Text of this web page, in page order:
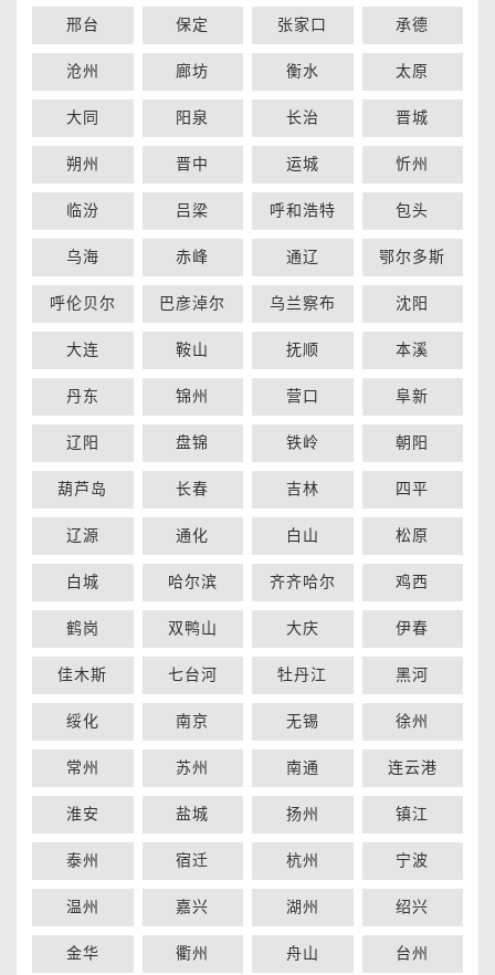
邢台 保定 张家口 承德
沧州 廊坊 衡水 太原
大同 阳泉 长治 晋城
朔州 晋中 运城 忻州
临汾 吕梁 呼和浩特 包头
乌海 赤峰 通辽 鄂尔多斯
呼伦贝尔 巴彦淖尔 乌兰察布 沈阳
大连 鞍山 抚顺 本溪
丹东 锦州 营口 阜新
辽阳 盘锦 铁岭 朝阳
葫芦岛 长春 吉林 四平
辽源 通化 白山 松原
白城 哈尔滨 齐齐哈尔 鸡西
鹤岗 双鸭山 大庆 伊春
佳木斯 七台河 牡丹江 黑河
绥化 南京 无锡 徐州
常州 苏州 南通 连云港
淮安 盐城 扬州 镇江
泰州 宿迁 杭州 宁波
温州 嘉兴 湖州 绍兴
金华 衢州 舟山 台州